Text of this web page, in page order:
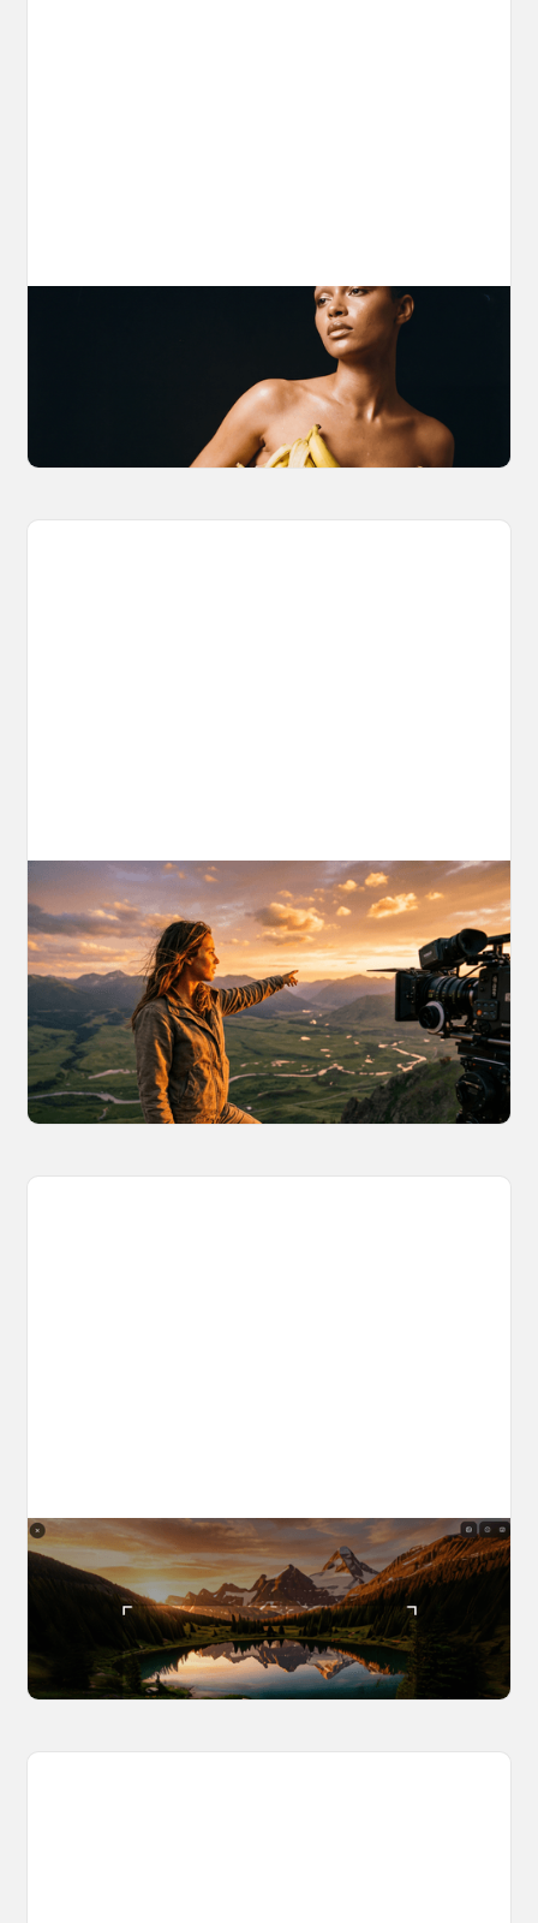
The Nano Banana 2 Handbook
Brian from Litany of Ignition gives a hands-on
breakdown of what Gemini 2.0 Flash Image
can actually do, with the prompts to prove it.
AI World Building for Content Creators:
A More Consistent Approach to AI
Content
Learn why building persistent AI worlds beats
one-off video generation for content creators,
and how to create such 3D environments with
OpenArt Worlds.
March 26, 2026
The World Builder's Handbook
Build a world once, shoot from it forever. Your
complete guide to creating, navigating, and
capturing inside OpenArt Worlds.
March 25, 2026